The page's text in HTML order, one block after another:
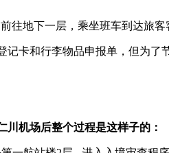
地下一层，乘坐班车到达旅
和行李物品申报单，但为了
机场后整个过程是这样子的：